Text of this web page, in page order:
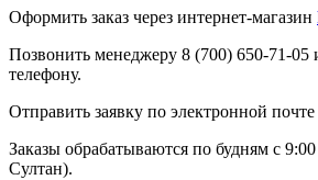
Оформить заказ через интернет-магазин
Позвонить менеджеру 8 (700) 650-71-05
телефону.
Отправить заявку по электронной почте
Заказы обрабатываются по будням с
Султан).